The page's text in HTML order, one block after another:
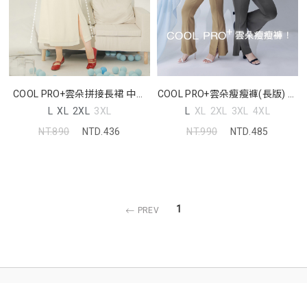
COOL PRO+雲朵拼接長裙 中大
尺碼裙子
L XL 2XL 3XL
NT.890
NTD.436
COOL PRO+雲朵瘦瘦褲(長版) 中
大尺碼褲子
L XL 2XL 3XL 4XL
NT.990
NTD.485
PREV 1